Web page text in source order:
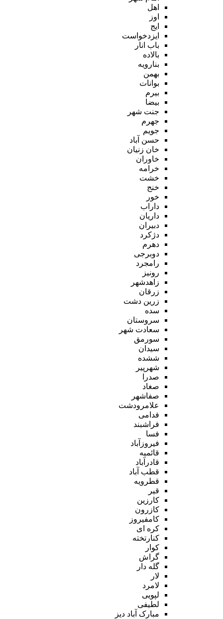
اهل
اوز
ایج
ایزدخواست
باب انار
بالاده
بنارویه
بهمن
بوانات
بیرم
بیضا
جنت شهر
جهرم
جویم
حسن آباد
خان زنیان
خاوران
خرامه
خشت
خنج
خور
داراب
داریان
دبیران
دژکرد
دهرم
دوبرجی
رامجرد
رونیز
زاهدشهر
زرقان
زرین دشت
سده
سروستان
سعادت شهر
سورمق
سیدان
ششده
شهرپیر
صدرا
صغاد
صفاشهر
علامرودشت
فدامی
فراشبند
فسا
فیروزآباد
قائمیه
قادرآباد
قطب آباد
قطرویه
قیر
کارزین
کازرون
کامفیروز
کره ای
کنارتخته
کوار
گراش
گله دار
لار
لامرد
لپویی
لطیفی
مبارک آباد دیز